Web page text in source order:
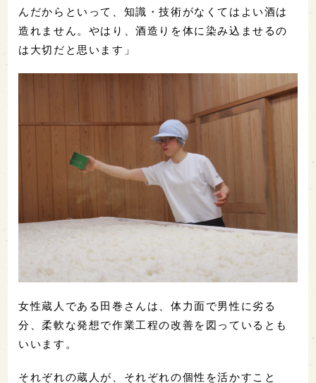
んだからといって、知識・技術がなくてはよい酒は
造れません。やはり、酒造りを体に染み込ませるの
は大切だと思います」
女性蔵人である田巻さんは、体力面で男性に劣る
分、柔軟な発想で作業工程の改善を図っているとも
いいます。
それぞれの蔵人が、それぞれの個性を活かすこと